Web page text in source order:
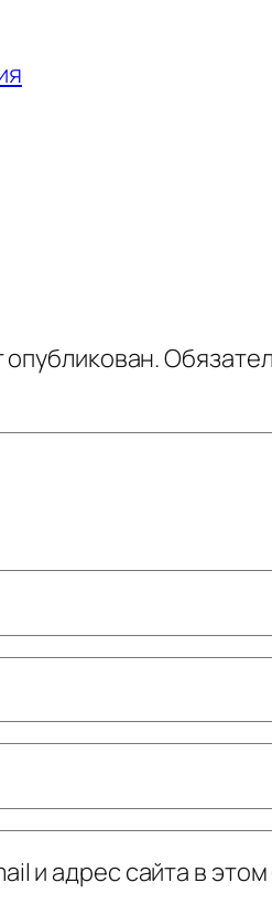
и адрес сайта в